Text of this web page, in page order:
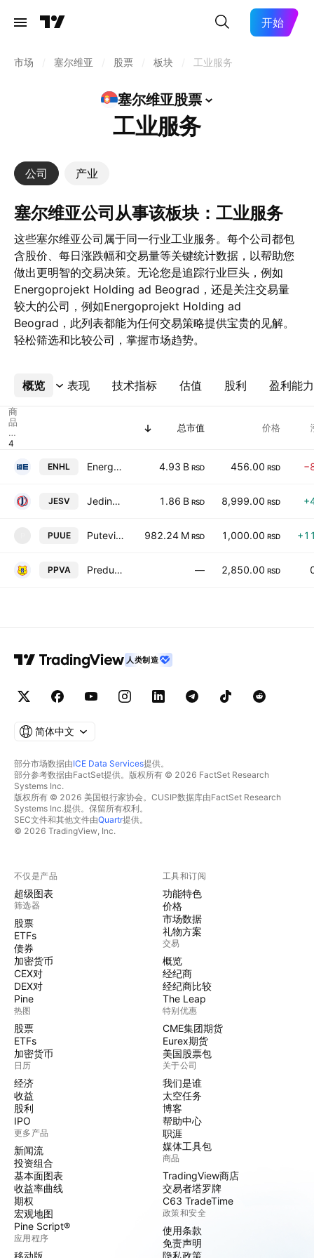
开始
市场 塞尔维亚 股票 板块 工业服务
塞尔维亚股票
工业服务
公司 产业
塞尔维亚公司从事该板块：工业服务
这些塞尔维亚公司属于同一行业工业服务。每个公司都包
含股价、每日涨跌幅和交易量等关键统计数据，以帮助您
做出更明智的交易决策。无论您是追踪行业巨头，例如
Energoprojekt Holding ad Beograd，还是关注交易量
较大的公司，例如Energoprojekt Holding ad
Beograd，此列表都能为任何交易策略提供宝贵的见解。
轻松筛选和比较公司，掌握市场趋势。
概览 表现 技术指标 估值 股利 盈利能力
更多
商
品
代
码
总市值 价格
ENHL Energoprojekt Holding ad Beograd 4.93 B RSD 456.00 RSD
JESV Jedinstvo AD Sevojno 1.86 B RSD 8,999.00 RSD
PUUE Putevi AD 982.24 M RSD 1,000.00 RSD
PPVA Preduzece za puteve Valjevo AD — 2,850.00 RSD
人类制造
简体中文
部分市场数据由ICE Data Services提供。
部分参考数据由FactSet提供。版权所有 © 2026 FactSet Research
Systems Inc.
版权所有 © 2026 美国银行家协会。CUSIP数据库由FactSet Research
Systems Inc.提供。保留所有权利。
SEC文件和其他文件由Quartr提供。
© 2026 TradingView, Inc.
不仅是产品
超级图表
筛选器
股票
ETFs
债券
加密货币
CEX对
DEX对
Pine
热图
股票
ETFs
加密货币
日历
经济
收益
股利
IPO
更多产品
新闻流
投资组合
基本面图表
收益率曲线
期权
宏观地图
Pine Script®
应用程序
移动版
工具和订阅
功能特色
价格
市场数据
礼物方案
交易
概览
经纪商
经纪商比较
The Leap
特别优惠
CME集团期货
Eurex期货
美国股票包
关于公司
我们是谁
太空任务
博客
帮助中心
职涯
媒体工具包
商品
TradingView商店
交易者塔罗牌
C63 TradeTime
政策和安全
使用条款
免责声明
隐私政策